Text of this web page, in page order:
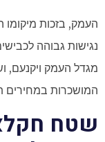
העמק, בזכות מיקומו
נגישות גבוהה
מגדל העמק ויקנעם,
המושכרות במחירים
שטח